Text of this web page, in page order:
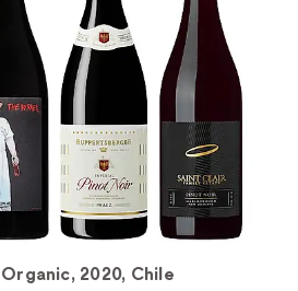
2020, Chile